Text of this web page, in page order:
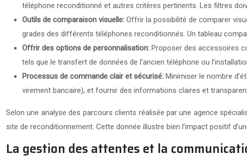
téléphone reconditionné et autres critères pertinents. Les filtres
Outils de comparaison visuelle: Offrir la possibilité de comparer
grades des différents téléphones reconditionnés. Un tableau
Offrir des options de personnalisation: Proposer des accessoires
tels que le transfert de données de l’ancien téléphone ou
Processus de commande clair et sécurisé: Minimiser le nombre
virement bancaire), et fournir des informations claires et
Selon une analyse des parcours clients réalisée par une agence
site de reconditionnement. Cette donnée illustre bien l’impact positif
La gestion des attentes et la